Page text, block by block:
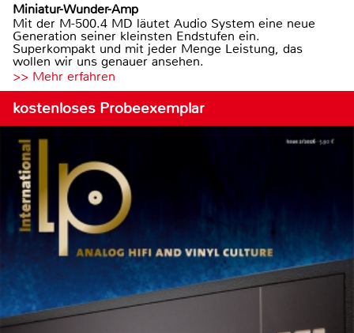
Miniatur-Wunder-Amp
Mit der M-500.4 MD läutet Audio System eine neue
Generation seiner kleinsten Endstufen ein.
Superkompakt und mit jeder Menge Leistung, das
wollen wir uns genauer ansehen.
>> Mehr erfahren
kostenloses Probeexemplar